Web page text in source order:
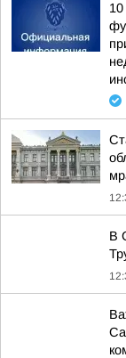
10
В